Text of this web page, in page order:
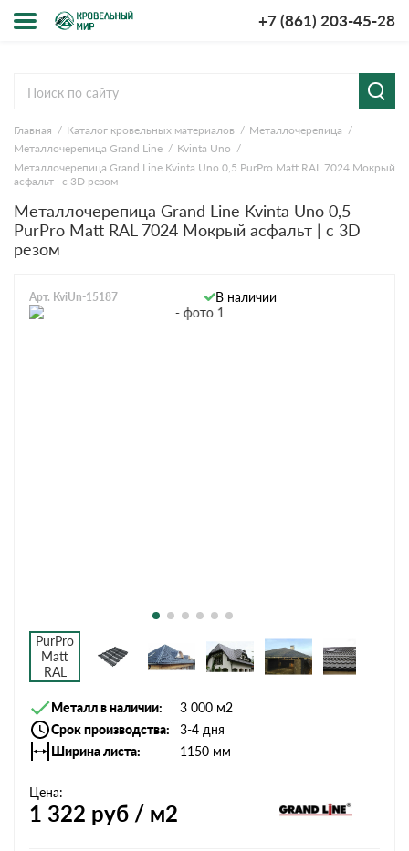
+7 (861) 203-45-28
компании
и оплата
ответы
Главная Каталог кровельных материалов
Металлочерепица
Металлочерепица Grand Line
Kvinta Uno
Металлочерепица Grand Line Kvinta Uno 0,5 PurPro Matt RAL 7024 Мокрый
асфальт | c 3D резом
Металлочерепица Grand Line Kvinta Uno 0,5
PurPro Matt RAL 7024 Мокрый асфальт | c 3D
резом
Арт. KviUn-15187 В наличии
Металл в наличии
3 000 м2
Срок производства
3-4 дня
Ширина листа
1150 мм
Цена:
1 322 руб / м2